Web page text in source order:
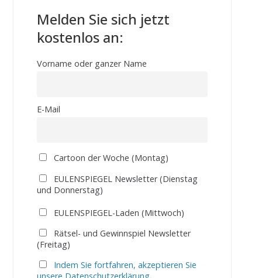
Melden Sie sich jetzt
kostenlos an:
Vorname oder ganzer Name
E-Mail
Cartoon der Woche (Montag)
EULENSPIEGEL Newsletter (Dienstag
und Donnerstag)
EULENSPIEGEL-Laden (Mittwoch)
Rätsel- und Gewinnspiel Newsletter
(Freitag)
Indem Sie fortfahren, akzeptieren Sie